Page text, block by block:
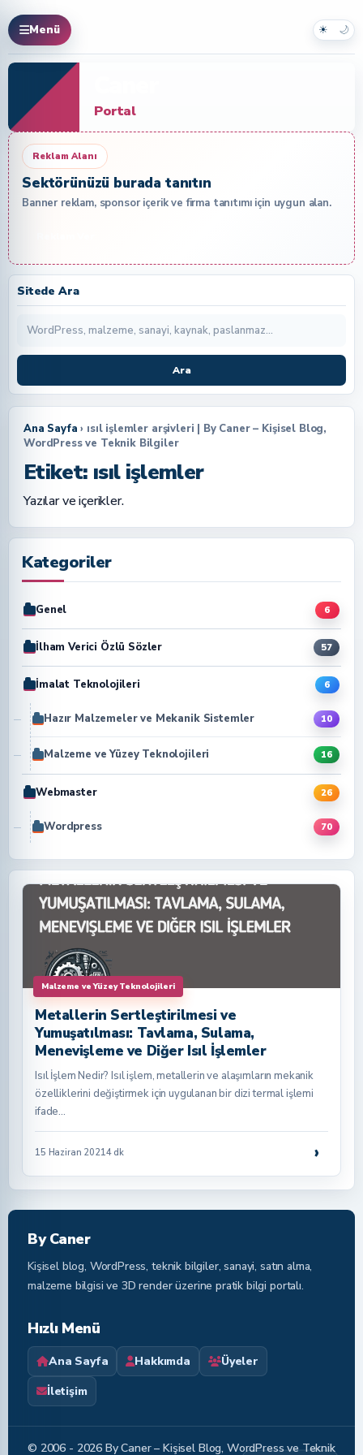
Menü ☀ 🌙
Portal
Reklam Alanı
Sektörünüzü burada tanıtın
Banner reklam, sponsor içerik ve firma tanıtımı için uygun alan.
Sitede Ara
Ara
Ana Sayfa › ısıl işlemler arşivleri | By Caner – Kişisel Blog,
WordPress ve Teknik Bilgiler
Etiket: ısıl işlemler
Yazılar ve içerikler.
Kategoriler
Genel 6
İlham Verici Özlü Sözler 57
İmalat Teknolojileri 6
Hazır Malzemeler ve Mekanik Sistemler 10
Malzeme ve Yüzey Teknolojileri 16
Webmaster 26
Wordpress 70
Malzeme ve Yüzey Teknolojileri
Metallerin Sertleştirilmesi ve
Yumuşatılması: Tavlama, Sulama,
Menevişleme ve Diğer Isıl İşlemler
Isıl İşlem Nedir? Isıl işlem, metallerin ve alaşımların mekanik
özelliklerini değiştirmek için uygulanan bir dizi termal işlemi
ifade…
15 Haziran 20214 dk ›
By Caner
Kişisel blog, WordPress, teknik bilgiler, sanayi, satın alma,
malzeme bilgisi ve 3D render üzerine pratik bilgi portalı.
Hızlı Menü
Ana Sayfa Hakkımda
Üyeler
İletişim
© 2006 - 2026 By Caner – Kişisel Blog, WordPress ve Teknik